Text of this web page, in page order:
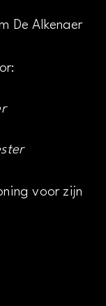
De Alkenaer
voor zijn